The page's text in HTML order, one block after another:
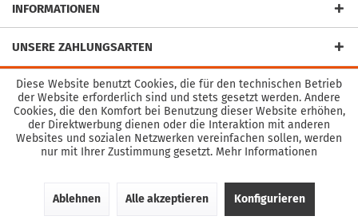
INFORMATIONEN
UNSERE ZAHLUNGSARTEN
Cookie-Einstellungen Kontakt Versand und Zahlung
Datenschutz
AGB
Impressum
* Alle Preise verstehen sich zzgl. Mehrwertsteuer undVersandkostenund
ggf. Nachnahmegebühren, wenn nicht anders beschrieben
© 2026 Expressfolien - All Rights Reserved. Theme by
Diese Website benutzt Cookies, die für den technischen Betrieb
der Website erforderlich sind und stets gesetzt werden. Andere
Cookies, die den Komfort bei Benutzung dieser Website erhöhen,
der Direktwerbung dienen oder die Interaktion mit anderen
Websites und sozialen Netzwerken vereinfachen sollen, werden
nur mit Ihrer Zustimmung gesetzt. Mehr Informationen
Ablehnen Alle akzeptieren Konfigurieren